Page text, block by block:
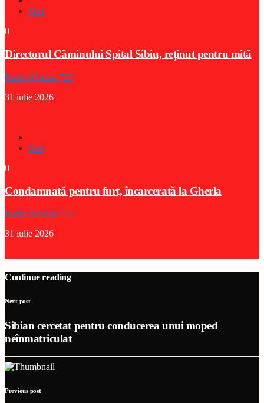
Stiri
0
Directorul Căminului Spital Sibiu, reținut pentru mită
Radio Medias 725
31 iulie 2026
Stiri
0
Condamnată pentru furt, încarcerată la Gherla
Radio Medias 725
31 iulie 2026
Continue reading
Next post
Sibian cercetat pentru conducerea unui moped
neînmatriculat
Previous post